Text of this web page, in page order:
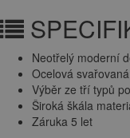
Neotřelý moderní
Ocelová
Výběr ze tří typů
Široká škála
Záruka 5 let